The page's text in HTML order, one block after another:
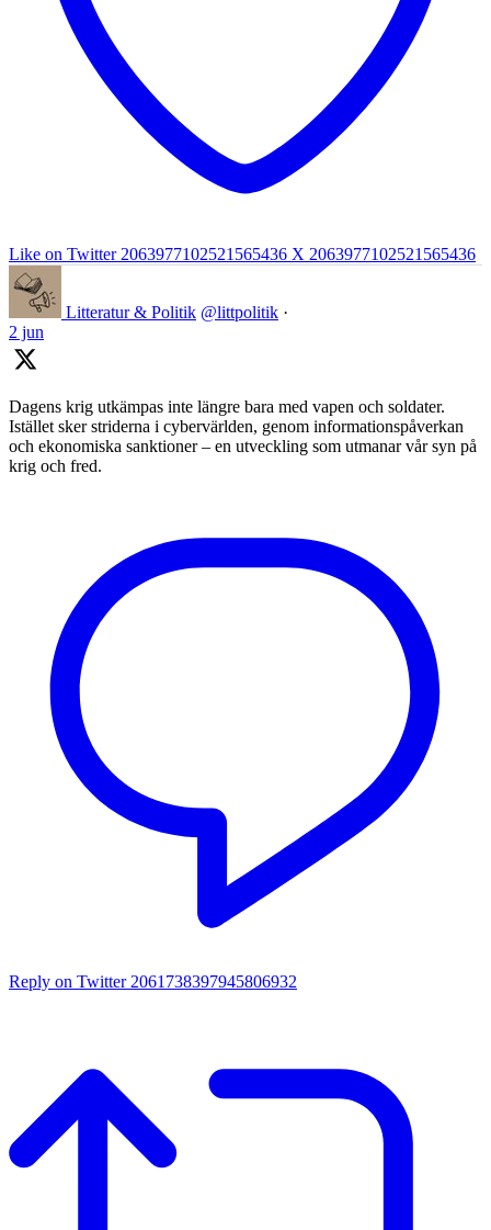
Like on Twitter 2063977102521565436 X 2063977102521565436
Litteratur & Politik @littpolitik ·
2 jun
Dagens krig utkämpas inte längre bara med vapen och soldater.
Istället sker striderna i cybervärlden, genom informationspåverkan
och ekonomiska sanktioner – en utveckling som utmanar vår syn på
krig och fred.
Reply on Twitter 2061738397945806932